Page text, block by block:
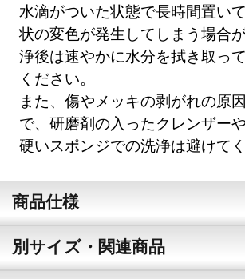
水滴がついた状態で長時間置い
状の変色が発生してしまう場合
浄後は速やかに水分を拭き取っ
ください。
また、傷やメッキの剥がれの原
で、研磨剤の入ったクレンザー
硬いスポンジでの洗浄は避けてく
商品仕様
別サイズ・関連商品